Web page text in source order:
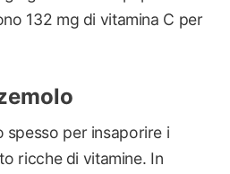
132 mg di vitamina C per
spesso per insaporire i
ricche di vitamine. In